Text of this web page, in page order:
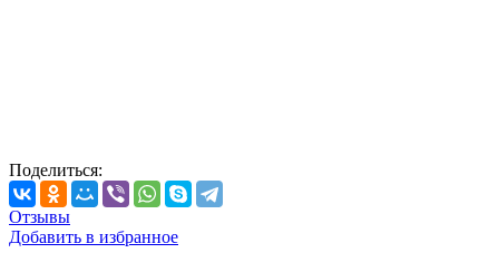
Поделиться:
Отзывы
Добавить в избранное